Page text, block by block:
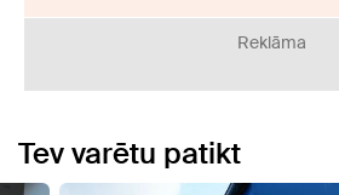
Reklāma
Tev varētu patikt